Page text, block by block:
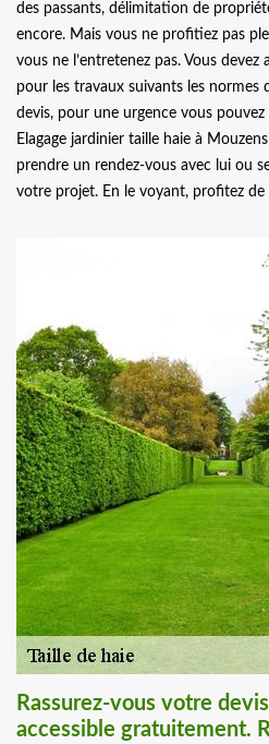
des passants, délimitation de
encore. Mais vous ne profitiez pas
vous ne l’entretenez pas. Vous devez
pour les travaux suivants les normes
devis, pour une urgence vous
Elagage jardinier taille haie à
prendre un rendez-vous avec lui ou
votre projet. En le voyant, profitez
Rassurez-vous votre
accessible gratuitement.